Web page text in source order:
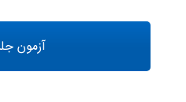
آزمون